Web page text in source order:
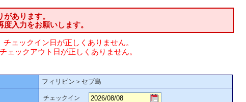
があります。
度入力をお願いします。
チェックイン日が正しくありません。
チェックアウト日が正しくありません。
フィリピン＞セブ島
チェックイン